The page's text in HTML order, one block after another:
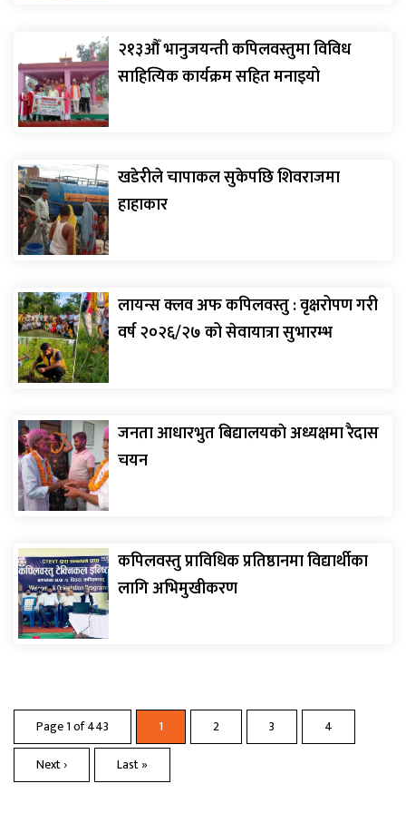
२१३औँ भानुजयन्ती कपिलवस्तुमा विविध
साहित्यिक कार्यक्रम सहित मनाइयो
खडेरीले चापाकल सुकेपछि शिवराजमा
हाहाकार
लायन्स क्लव अफ कपिलवस्तु : वृक्षरोपण गरी
वर्ष २०२६/२७ को सेवायात्रा सुभारम्भ
जनता आधारभुत बिद्यालयकाे अध्यक्षमा रैदास
चयन
कपिलवस्तु प्राविधिक प्रतिष्ठानमा विद्यार्थीका
लागि अभिमुखीकरण
Page 1 of 443 1 2 3
4
Next ›
Last »